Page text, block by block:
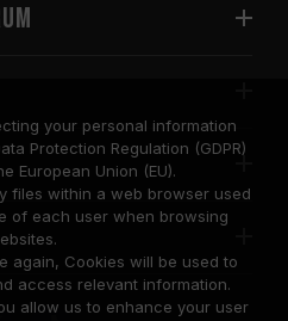
your personal information
Protection Regulation (GDPR)
European Union (EU).
files within a web browser used
of each user when browsing
again, Cookies will be used to
access relevant information.
allow us to enhance your user